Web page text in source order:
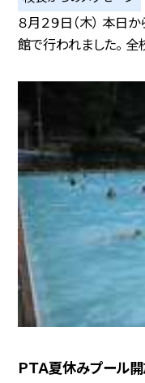
８月２９日（木） 本日
館で行われました。 全
ＰＴＡ夏休みプール